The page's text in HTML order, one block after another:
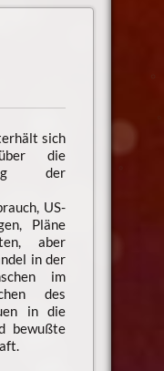
sich
die
der
US-
Pläne
aber
in der
im
des
in die
bewußte